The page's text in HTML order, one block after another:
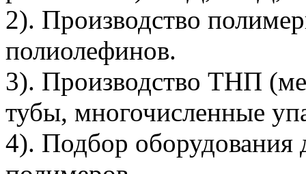
2). Производство
полиолефинов.
3). Производство ТНП
тубы, многочисленные
4). Подбор оборудования